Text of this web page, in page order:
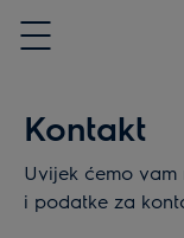
Menu
Kontakt
Uvijek ćemo
i podatke za